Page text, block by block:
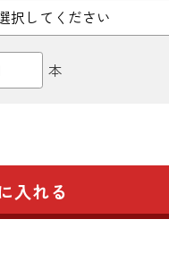
本